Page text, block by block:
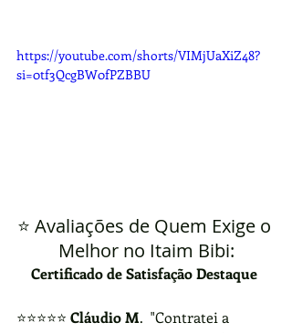
https://youtube.com/shorts/VIMjUaXiZ48?
si=0tf3QcgBW0fPZBBU
⭐ Avaliações de Quem Exige o
Melhor no Itaim Bibi:
Certificado de Satisfação Destaque
⭐⭐⭐⭐⭐ Cláudio M.  "Contratei a